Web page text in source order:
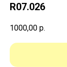
R07.026
1000,00 р.